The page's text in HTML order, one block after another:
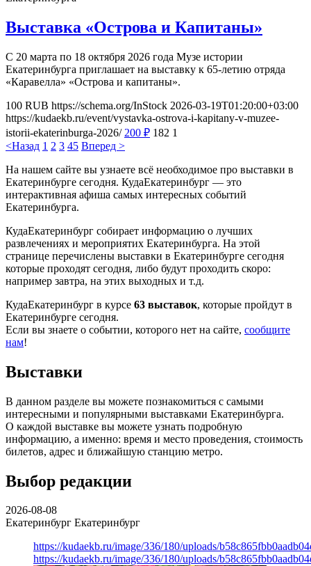
Выставка «Острова и Капитаны»
С 20 марта по 18 октября 2026 года Музе истории
Екатеринбурга приглашает на выставку к 65-летию отряда
«Каравелла» «Острова и капитаны».
100 RUB https://schema.org/InStock 2026-03-19T01:20:00+03:00
https://kudaekb.ru/event/vystavka-ostrova-i-kapitany-v-muzee-
istorii-ekaterinburga-2026/ 200 ₽ 182 1
<Назад 1 2 3 45 Вперед >
На нашем сайте вы узнаете всё необходимое про выставки в
Екатеринбурге сегодня. КудаЕкатеринбург — это
интерактивная афиша самых интересных событий
Екатеринбурга.
КудаЕкатеринбург собирает информацию о лучших
развлечениях и мероприятих Екатеринбурга. На этой
странице перечислены выставки в Екатеринбурге сегодня
которые проходят сегодня, либо будут проходить скоро:
например завтра, на этих выходных и т.д.
КудаЕкатеринбург в курсе 63 выставок, которые пройдут в
Екатеринбурге сегодня.
Если вы знаете о событии, которого нет на сайте, сообщите
нам!
Выставки
В данном разделе вы можете познакомиться с самыми
интересными и популярными выставками Екатеринбурга.
О каждой выставке вы можете узнать подробную
информацию, а именно: время и место проведения, стоимость
билетов, адрес и ближайшую станцию метро.
Выбор редакции
2026-08-08
Екатеринбург Екатеринбург
https://kudaekb.ru/image/336/180/uploads/
https://kudaekb.ru/image/336/180/uploads/